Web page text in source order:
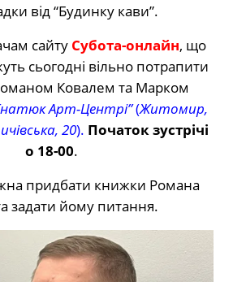
від “Будинку кави”.
сайту Субота-онлайн, що
сьогодні вільно потрапити
Ковалем та Марком
Арт-Центрі”(Житомир,
20). Початок зустрічі
о 18-00.
придбати книжки Романа
задати йому питання.